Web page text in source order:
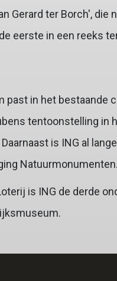
Gerard ter Borch', die
eerste in een reeks
past in het bestaande
tentoonstelling in
is ING al
Natuurmonumenten.
is ING de derde